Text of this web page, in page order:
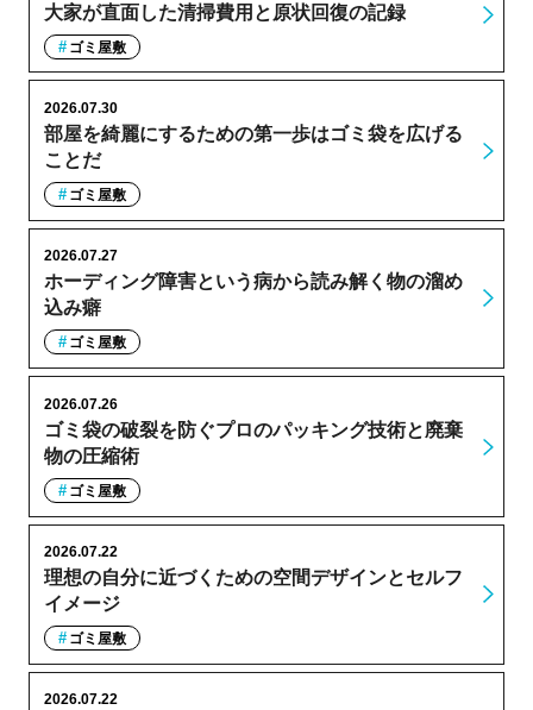
大家が直面した清掃費用と原状回復の記録
ゴミ屋敷
部屋を綺麗にするための第一歩はゴミ袋を広げる
ことだ
2026.07.30
ゴミ屋敷
ホーディング障害という病から読み解く物の溜め
込み癖
2026.07.27
ゴミ屋敷
ゴミ袋の破裂を防ぐプロのパッキング技術と廃棄
物の圧縮術
2026.07.26
ゴミ屋敷
理想の自分に近づくための空間デザインとセルフ
イメージ
2026.07.22
ゴミ屋敷
2026.07.22